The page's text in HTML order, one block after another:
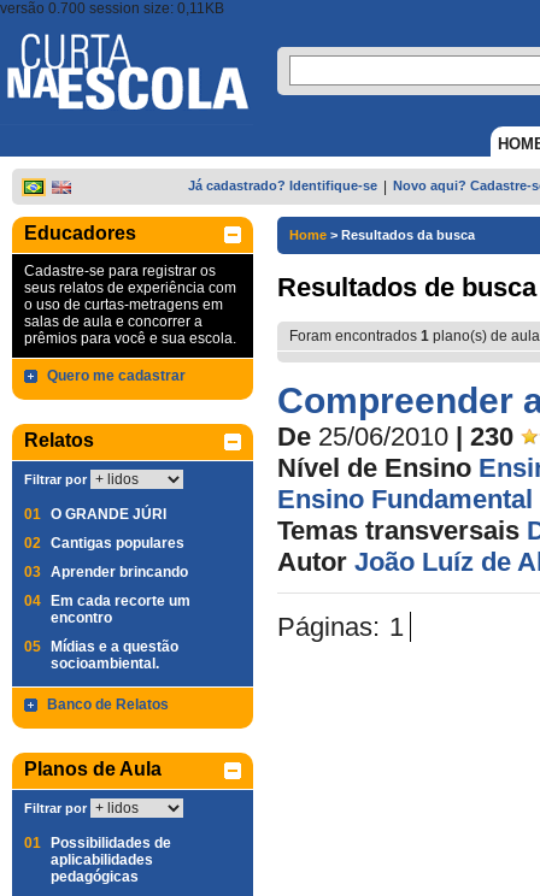
versão 0.700 session size: 0,11KB
Já cadastrado? Identifique-se Novo aqui? Cadastre-
Educadores
Cadastre-se para registrar os
seus relatos de experiência com
o uso de curtas-metragens em
salas de aula e concorrer a
prêmios para você e sua escola.
Quero me cadastrar
Relatos
Filtrar por
01 O GRANDE JÚRI
02 Cantigas populares
03 Aprender brincando
04
Em cada recorte um
encontro
05
Mídias e a questão
socioambiental.
Banco de Relatos
Planos de Aula
Filtrar por
01
Possibilidades de
aplicabilidades
pedagógicas
Home > Resultados da busca
Resultados de busca
Foram encontrados 1 plano(s) de
Compreender
De 25/06/2010 | 230
Nível de Ensino
Ensino Fundamental
Temas transversais
Autor João Luíz de
Páginas: 1